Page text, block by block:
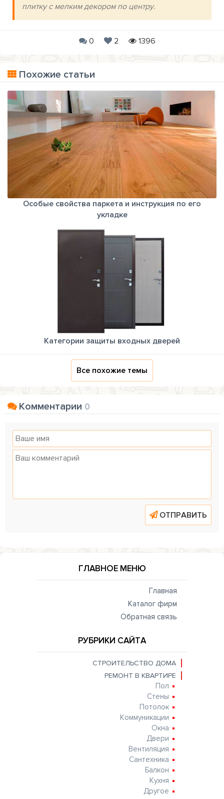
плитку с мелким декором по центру.
0 2 1396
Похожие статьи
Особые свойства паркета и инструкция по его
укладке
Категории защиты входных дверей
Все похожие темы
Комментарии 0
ОТПРАВИТЬ
ГЛАВНОЕ МЕНЮ
Главная
Каталог фирм
Обратная связь
РУБРИКИ САЙТА
СТРОИТЕЛЬСТВО ДОМА
РЕМОНТ В КВАРТИРЕ
Пол
Стены
Потолок
Коммуникации
Окна
Двери
Вентиляция
Сантехника
Балкон
Кухня
Другое